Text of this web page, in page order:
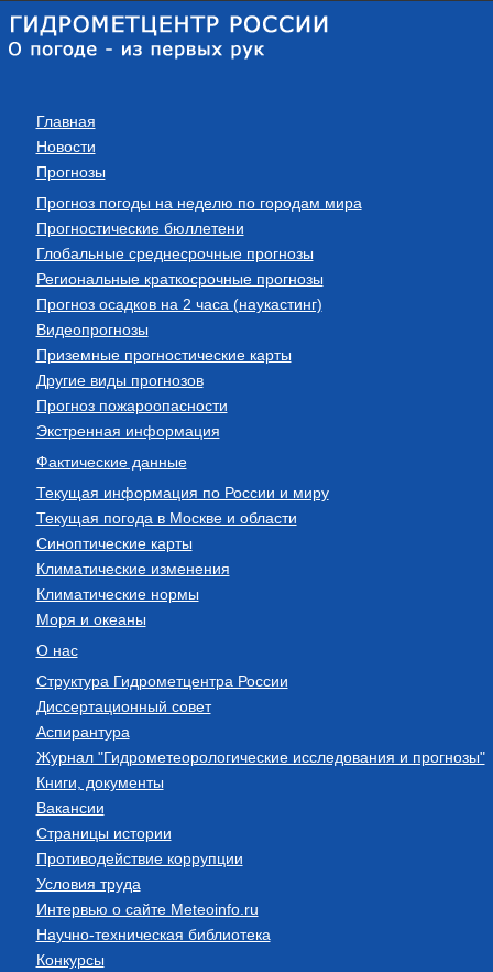
Главная
Новости
Прогнозы
Прогноз погоды на неделю по городам мира
Прогностические бюллетени
Глобальные среднесрочные прогнозы
Региональные краткосрочные прогнозы
Прогноз осадков на 2 часа (наукастинг)
Видеопрогнозы
Приземные прогностические карты
Другие виды прогнозов
Прогноз пожароопасности
Экстренная информация
Фактические данные
Текущая информация по России и миру
Текущая погода в Москве и области
Синоптические карты
Климатические изменения
Климатические нормы
Моря и океаны
О нас
Структура Гидрометцентра России
Диссертационный совет
Аспирантура
Журнал "Гидрометеорологические исследования и прогнозы"
Книги, документы
Вакансии
Страницы истории
Противодействие коррупции
Условия труда
Интервью о сайте Meteoinfo.ru
Научно-техническая библиотека
Конкурсы